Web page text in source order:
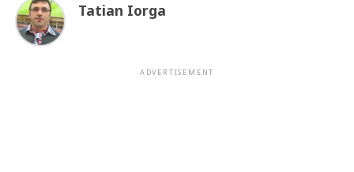
Tatian Iorga
ADVERTISEMENT